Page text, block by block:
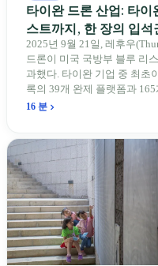
타이완 드론 산업: 타
스트까지, 한 장의 입
에게
2025년 9월 21일, 레후우
드론이 미국 국방부 블루 리
과했다. 타이완 기업 중 최초
록의 39개 완제 플랫폼과
과하다. 2026년 4월, 미국 양
를 드러낸다: 타이완의 진입
장벽을 낮춰야 한다는 점이
비행기를 만들어 온 한 회사
계획을 세우고 있다.
16 분